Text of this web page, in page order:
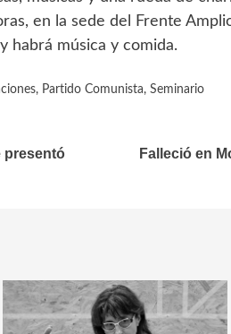
en la sede del Frente
habrá música y comida.
, Partido Comunista, Seminario
presentó
Falleció en